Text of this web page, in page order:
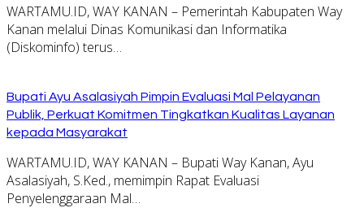
WARTAMU.ID, WAY KANAN – Pemerintah Kabupaten Way
Kanan melalui Dinas Komunikasi dan Informatika
(Diskominfo) terus…
Bupati Ayu Asalasiyah Pimpin Evaluasi Mal Pelayanan
Publik, Perkuat Komitmen Tingkatkan Kualitas Layanan
kepada Masyarakat
WARTAMU.ID, WAY KANAN – Bupati Way Kanan, Ayu
Asalasiyah, S.Ked., memimpin Rapat Evaluasi
Penyelenggaraan Mal…